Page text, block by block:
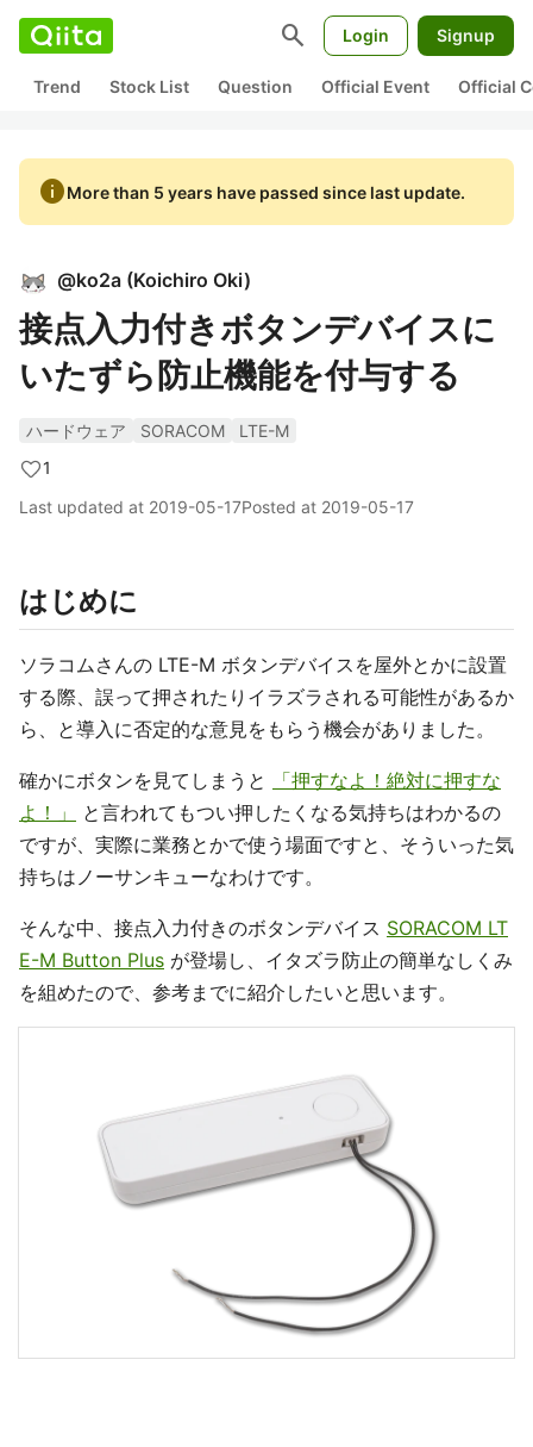
search Login Signup
Trend Stock List Question Official Event Official
infoMore than 5 years have passed since last update.
@ko2a (Koichiro Oki)
接点入力付きボタンデバイスに
いたずら防止機能を付与する
ハードウェア SORACOM
LTE-M
1
Last updated at 2019-05-17Posted at 2019-05-17
はじめに
ソラコムさんの LTE-M ボタンデバイスを屋外とかに設置
する際、誤って押されたりイラズラされる可能性があるか
ら、と導入に否定的な意見をもらう機会がありました。
確かにボタンを見てしまうと
「押すなよ！絶対に押すな
よ！」
と言われてもつい押したくなる気持ちはわかるの
ですが、実際に業務とかで使う場面ですと、そういった気
持ちはノーサンキューなわけです。
そんな中、接点入力付きのボタンデバイス SORACOM LT
E-M Button Plus が登場し、イタズラ防止の簡単なしくみ
を組めたので、参考までに紹介したいと思います。